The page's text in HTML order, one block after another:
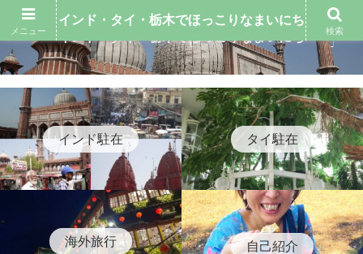
インド駐在 タイ駐在
海外旅行 自己紹介
メニュー
インド・タイ・栃木でほっこりなまいにち
検索